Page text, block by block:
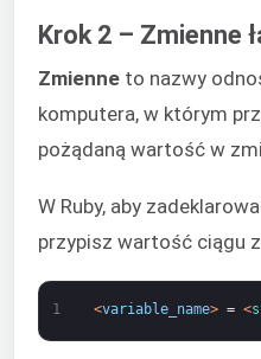
Krok 2 – Zmienne
Zmienne to nazwy
komputera, w którym
pożądaną wartość w
W Ruby, aby
przypisz wartość ciągu
1 <variable_name> = <